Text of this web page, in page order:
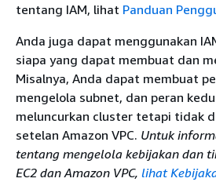
tentang IAM, lihat Panduan
Anda juga dapat menggunakan
siapa yang dapat membuat dan
Misalnya, Anda dapat membuat
mengelola subnet, dan peran
meluncurkan cluster tetapi tidak
setelan Amazon VPC. Untuk
tentang mengelola kebijakan dan
EC2 dan Amazon VPC, lihat